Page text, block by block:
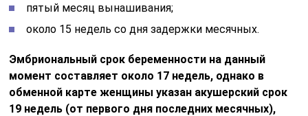
пятый месяц вынашивания;
около 15 недель со дня задержки месячных.
Эмбриональный срок беременности на данный
момент составляет около 17 недель, однако в
обменной карте женщины указан акушерский срок
19 недель (от первого дня последних месячных),